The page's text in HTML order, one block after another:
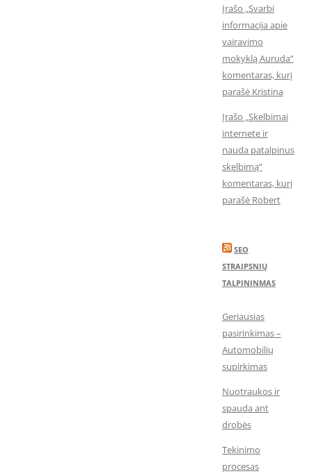
Įrašo „Svarbi
informacija apie
vairavimo
mokyklą Auruda“
komentaras, kurį
parašė Kristina
Įrašo „Skelbimai
internete ir
nauda patalpinus
skelbimą“
komentaras, kurį
parašė Robert
SEO
STRAIPSNIŲ
TALPININMAS
Geriausias
pasirinkimas –
Automobilių
supirkimas
Nuotraukos ir
spauda ant
drobės
Tekinimo
procesas